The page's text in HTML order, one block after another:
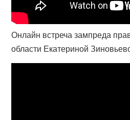
Онлайн встреча зампреда
области Екатериной